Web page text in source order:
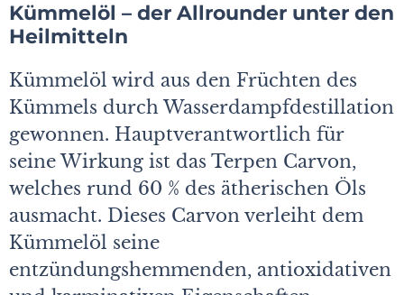
Kümmelöl – der Allrounder unter den
Heilmitteln
Kümmelöl wird aus den Früchten des
Kümmels durch Wasserdampfdestillation
gewonnen. Hauptverantwortlich für
seine Wirkung ist das Terpen Carvon,
welches rund 60 % des ätherischen Öls
ausmacht. Dieses Carvon verleiht dem
Kümmelöl seine
entzündungshemmenden, antioxidativen